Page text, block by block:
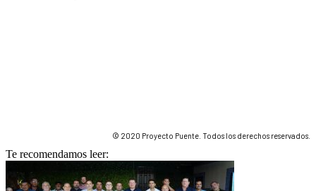
© 2020 Proyecto Puente. Todos los derechos reservados.
Te recomendamos leer: